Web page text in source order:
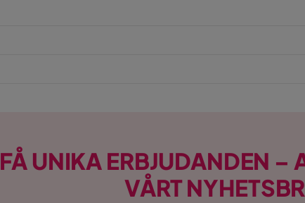
FÅ UNIKA ERBJUDANDEN –
VÅRT